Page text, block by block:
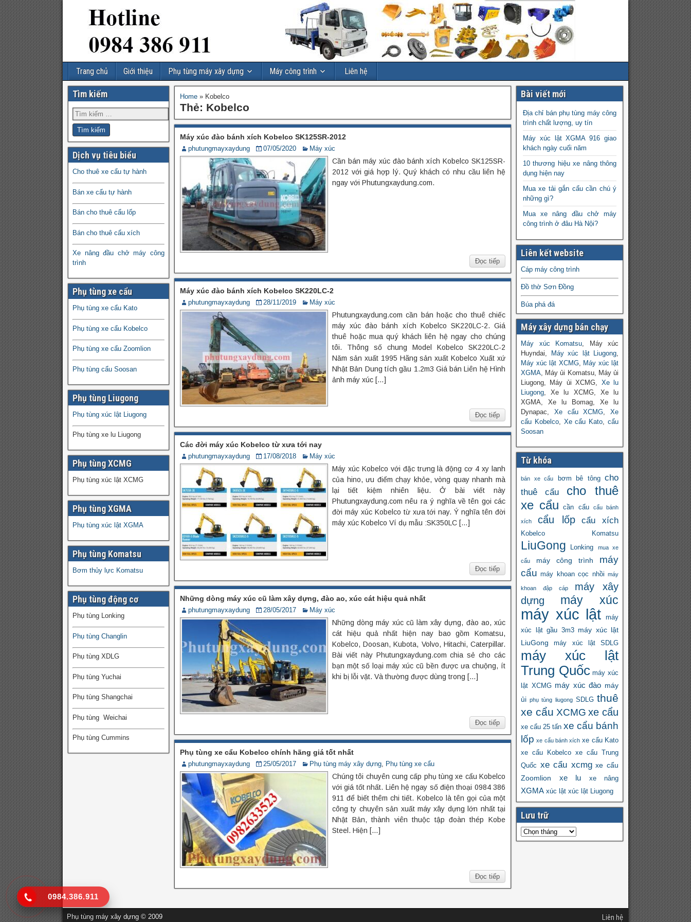
Trang chủ Giới thiệu Phụ tùng máy xây dựng Máy công trình Liên hệ
Home » Kobelco
Thẻ: Kobelco
Máy xúc đào bánh xích Kobelco SK125SR-2012
phutungmayxaydung 07/05/2020 Máy xúc
Cần bán máy xúc đào bánh xích Kobelco SK125SR-
2012 với giá hợp lý. Quý khách có nhu cầu liên hệ
ngay với Phutungxaydung.com.
Đọc tiếp
Máy xúc đào bánh xích Kobelco SK220LC-2
phutungmayxaydung 28/11/2019 Máy xúc
Phutungxaydung.com cần bán hoặc cho thuê chiếc
máy xúc đào bánh xích Kobelco SK220LC-2. Giá
thuê hoặc mua quý khách liên hệ ngay cho chúng
tôi. Thông số chung Model Kobelco SK220LC-2
Năm sản xuất 1995 Hãng sản xuất Kobelco Xuất xứ
Nhật Bản Dung tích gầu 1.2m3 Giá bán Liên hệ Hình
ảnh máy xúc […]
Đọc tiếp
Các đời máy xúc Kobelco từ xưa tới nay
phutungmayxaydung 17/08/2018 Máy xúc
Máy xúc Kobelco với đặc trưng là động cơ 4 xy lanh
của hino, ưu điểm chạy khỏe, vòng quay nhanh mà
lại tiết kiệm nhiên liệu. Ở bài viết này
Phutungxaydung.com nêu ra ý nghĩa về tên gọi các
đời máy xúc Kobelco từ xưa tới nay. Ý nghĩa tên đời
máy xúc Kobelco Ví dụ mẫu :SK350LC […]
Đọc tiếp
Những dòng máy xúc cũ làm xây dựng, đào ao, xúc cát hiệu quả nhất
phutungmayxaydung 28/05/2017 Máy xúc
Những dòng máy xúc cũ làm xây dựng, đào ao, xúc
cát hiệu quả nhất hiện nay bao gồm Komatsu,
Kobelco, Doosan, Kubota, Volvo, Hitachi, Caterpillar.
Bài viết này Phutungxaydung.com chia sẻ cho các
bạn một số loại máy xúc cũ bền được ưa chuộng, ít
khi bị lỗi vặt. Và thường được dùng trong […]
Đọc tiếp
Phụ tùng xe cẩu Kobelco chính hãng giá tốt nhất
phutungmayxaydung 25/05/2017 Phụ tùng máy xây dựng, Phụ tùng xe cẩu
Chúng tôi chuyên cung cấp phụ tùng xe cẩu Kobelco
với giá tốt nhất. Liên hệ ngay số điện thoại 0984 386
911 để biết thêm chi tiết. Kobelco là tên gọi của một
công ty chuyên sản xuất máy xây dựng lớn nhất tại
Nhật Bản, thành viên thuộc tập đoàn thép Kobe
Steel. Hiện […]
Đọc tiếp
Tìm kiếm
Dịch vụ tiêu biểu
Cho thuê xe cẩu tự hành
Bán xe cẩu tự hành
Bán cho thuê cẩu lốp
Bán cho thuê cẩu xích
Xe nâng đầu chở máy công
trình
Phụ tùng xe cẩu
Phụ tùng xe cẩu Kato
Phụ tùng xe cẩu Kobelco
Phụ tùng xe cẩu Zoomlion
Phụ tùng cẩu Soosan
Phụ tùng Liugong
Phụ tùng xúc lật Liugong
Phụ tùng xe lu Liugong
Phụ tùng XCMG
Phụ tùng xúc lật XCMG
Phụ tùng XGMA
Phụ tùng xúc lật XGMA
Phụ tùng Komatsu
Bơm thủy lực Komatsu
Phụ tùng động cơ
Phụ tùng Lonking
Phụ tùng Changlin
Phụ tùng XDLG
Phụ tùng Yuchai
Phụ tùng Shangchai
Phụ tùng Weichai
Phụ tùng Cummins
Bài viết mới
Địa chỉ bán phụ tùng máy công
trình chất lượng, uy tín
Máy xúc lật XGMA 916 giao
khách ngày cuối năm
10 thương hiệu xe nâng thông
dụng hiện nay
Mua xe tải gắn cẩu cần chú ý
những gì?
Mua xe nâng đầu chở máy
công trình ở đâu Hà Nội?
Liên kết website
Cáp máy công trình
Đồ thờ Sơn Đồng
Búa phá đá
Máy xây dựng bán chạy
Máy xúc Komatsu, Máy xúc
Huyndai,
Máy xúc lật Liugong,
Máy xúc lật XCMG, Máy xúc lật
XGMA, Máy ủi Komatsu, Máy ủi
Liugong, Máy ủi XCMG, Xe lu
Liugong, Xe lu XCMG, Xe lu
XGMA, Xe lu Bomag, Xe lu
Dynapac, Xe cẩu XCMG, Xe
cẩu Kobelco, Xe cẩu Kato,cẩu
Soosan
Từ khóa
bán xe cẩu bơm bê tông
cho
thuê cẩu
cho thuê
xe cẩu
cần cẩu cẩu bánh
xích cẩu lốp cẩu xích
Kobelco Komatsu
LiuGong Lonking mua xe
cẩu máy công trình
máy
cẩu máy khoan cọc nhồi máy
khoan đập cáp
máy xây
dựng
máy xúc
máy xúc lật
máy
xúc lật gầu 3m3
máy xúc lật
LiuGong
máy xúc lật SDLG
máy xúc lật
Trung Quốc máy xúc
lật XCMG máy xúc đào máy
ủi phụ tùng liugong SDLG thuê
xe cẩu XCMG xe cẩu
xe cẩu 25 tấn xe cẩu bánh
lốp xe cẩu bánh xích xe cẩu Kato
xe cẩu Kobelco xe cẩu Trung
Quốc xe cẩu xcmg xe cẩu
Zoomlion
xe lu xe nâng
XGMA xúc lật xúc lật Liugong
Lưu trữ
Phụ tùng máy xây dựng © 2009 Liên hệ
0984.386.911